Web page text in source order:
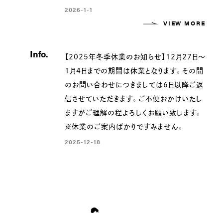
2026-1-1
VIEW MORE
Info.
【2025年冬季休業のお知らせ】12月27日〜
1月4日までの期間は休業となります。その間
のお問い合わせにつきましては6日以降ご返
信させていただきます。ご不便おかけいたし
ますがご理解の程よろしくお願い致します。
※休業のご案内ばかりですみません。
2025-12-18